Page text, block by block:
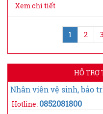
Xem chi tiết
1 2 3
HỖ TRỢ
Nhân viên vệ sinh, bảo
Hotline: 0852081800